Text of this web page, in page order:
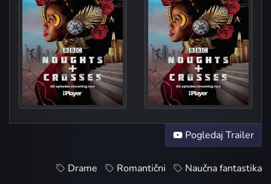
Episo Episo
Pogledaj Trailer
Drame Romantični Naučna fantastika